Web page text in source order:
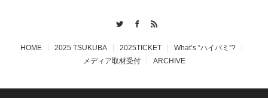
HOME 2025 TSUKUBA 2025TICKET
What’s “ハイパミ”?
メディア取材受付
ARCHIVE